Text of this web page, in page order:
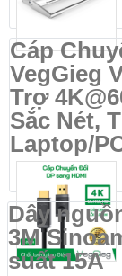
Cáp
VegGieg
Trợ
Sắc Nét,
Laptop/
Dây
3M
suất 15A